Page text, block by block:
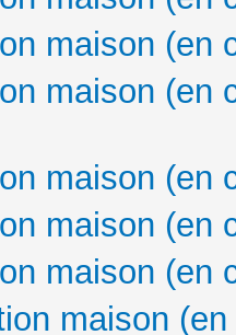
maison (en
maison (en
maison (en
maison (en
maison (en
maison